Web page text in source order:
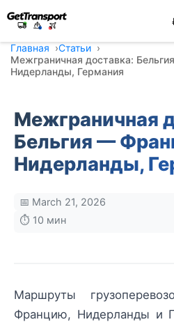
Главная
Статьи
Межграничная доставка:
Нидерланды, Германия
Межграничная
Бельгия —
Нидерланды,
📅 March 21, 2026
⏱️ 10 мин
Маршруты
Францию, Нидерланды и